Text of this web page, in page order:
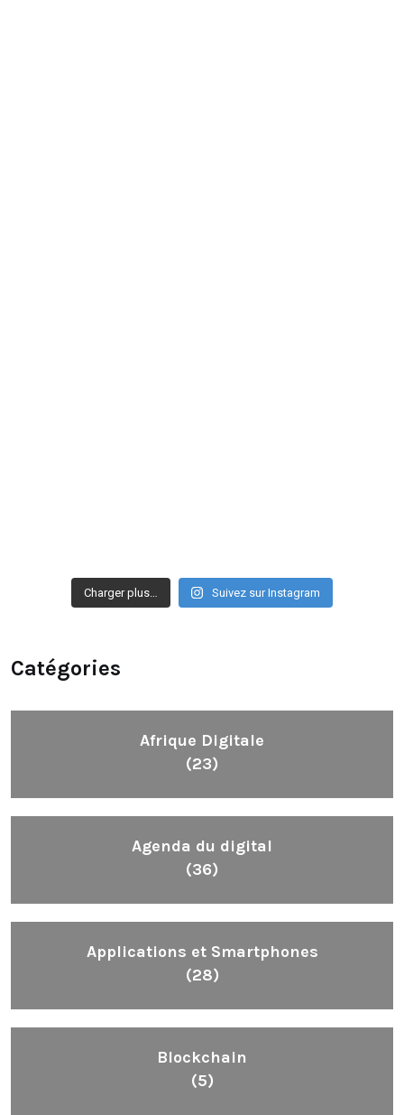
Charger plus… Suivez sur Instagram
Catégories
Afrique Digitale
(23)
Agenda du digital
(36)
Applications et Smartphones
(28)
Blockchain
(5)